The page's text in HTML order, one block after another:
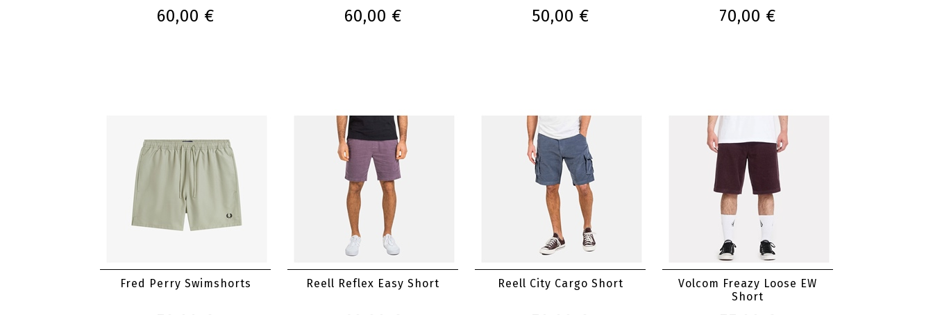
60,00 € 60,00 € 50,00 € 70,00 €
Fred Perry Swimshorts Reell Reflex Easy Short Reell City Cargo Short
Volcom Freazy Loose EW
Short